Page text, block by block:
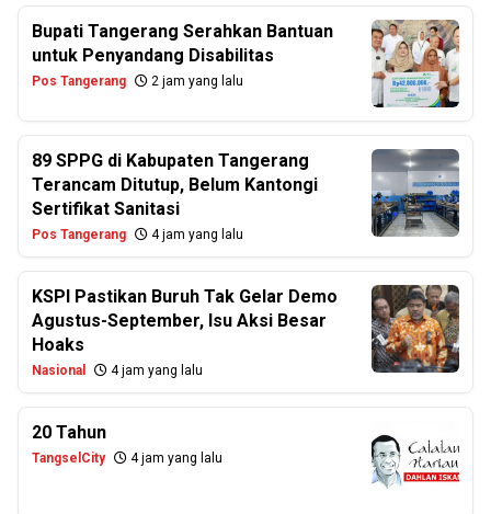
Bupati Tangerang Serahkan Bantuan
untuk Penyandang Disabilitas
Pos Tangerang 2 jam yang lalu
89 SPPG di Kabupaten Tangerang
Terancam Ditutup, Belum Kantongi
Sertifikat Sanitasi
Pos Tangerang 4 jam yang lalu
KSPI Pastikan Buruh Tak Gelar Demo
Agustus-September, Isu Aksi Besar
Hoaks
Nasional 4 jam yang lalu
20 Tahun
TangselCity 4 jam yang lalu